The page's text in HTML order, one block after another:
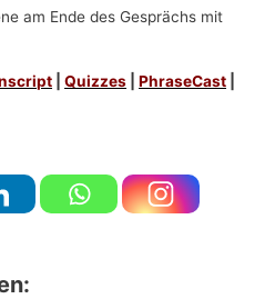
am Ende des Gesprächs mit
|Quizzes |PhraseCast